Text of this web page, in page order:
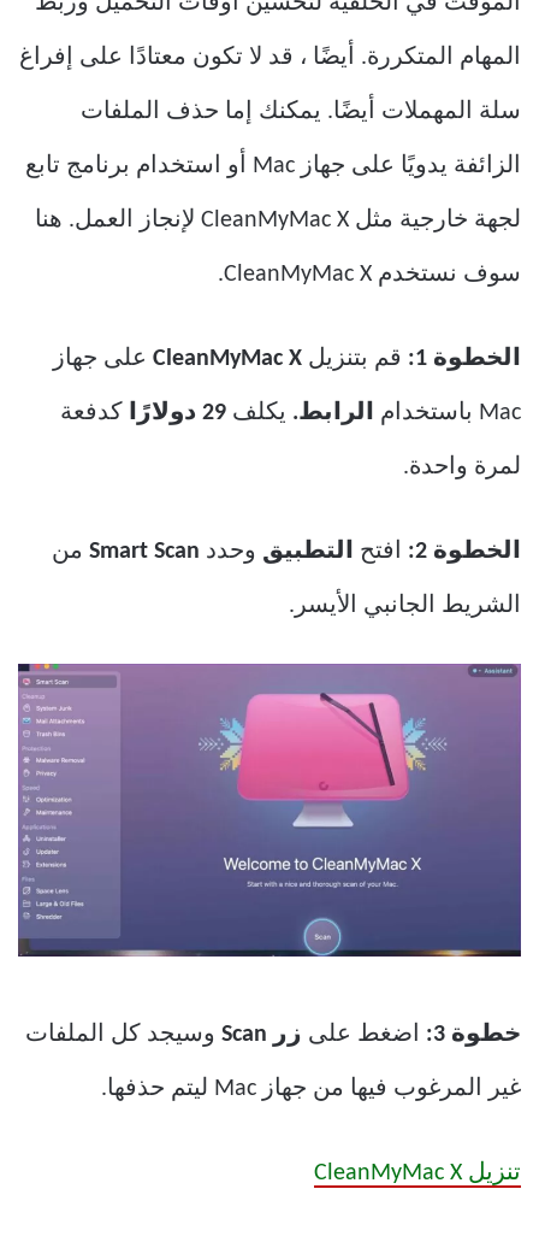
المهام المتكررة. أيضًا ، قد لا تكون معتادًا على إفراغ
سلة المهملات أيضًا. يمكنك إما حذف الملفات
الزائفة يدويًا على جهاز Mac أو استخدام برنامج تابع
لجهة خارجية مثل CleanMyMac X لإنجاز العمل. هنا
سوف نستخدم CleanMyMac X.
الخطوة 1: قم بتنزيل على جهاز
Mac باستخدام الرابط. يكلف 29 دولارًا كدفعة
لمرة واحدة.
الخطوة 2: افتح التطبيق وحدد Smart Scan من
الشريط الجانبي الأيسر.
خطوة 3: اضغط على زر Scan وسيجد كل الملفات
غير المرغوب فيها من جهاز Mac ليتم حذفها.
تنزيل CleanMyMac X